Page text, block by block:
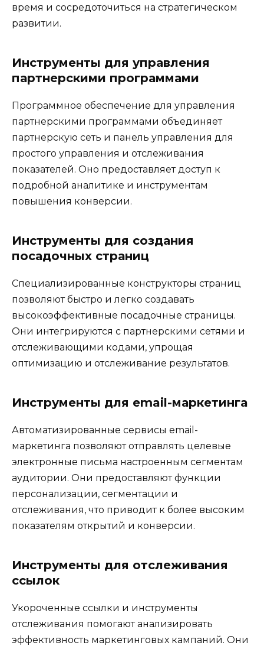
время и сосредоточиться на стратегическом
развитии.
Инструменты для управления
партнерскими программами
Программное обеспечение для управления
партнерскими программами объединяет
партнерскую сеть и панель управления для
простого управления и отслеживания
показателей. Оно предоставляет доступ к
подробной аналитике и инструментам
повышения конверсии.
Инструменты для создания
посадочных страниц
Специализированные конструкторы страниц
позволяют быстро и легко создавать
высокоэффективные посадочные страницы.
Они интегрируются с партнерскими сетями и
отслеживающими кодами, упрощая
оптимизацию и отслеживание результатов.
Инструменты для email-маркетинга
Автоматизированные сервисы email-
маркетинга позволяют отправлять целевые
электронные письма настроенным сегментам
аудитории. Они предоставляют функции
персонализации, сегментации и
отслеживания, что приводит к более высоким
показателям открытий и конверсии.
Инструменты для отслеживания
ссылок
Укороченные ссылки и инструменты
отслеживания помогают анализировать
эффективность маркетинговых кампаний. Они